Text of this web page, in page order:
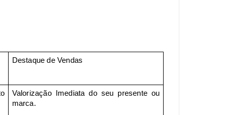
Destaque de Vendas
Valorização Imediata do seu presente ou
marca.